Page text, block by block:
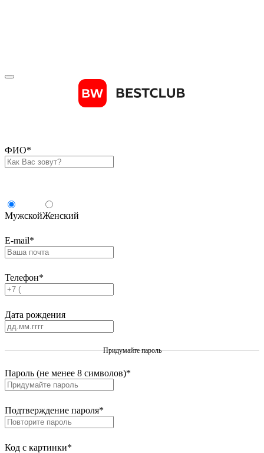
ФИО*
МужскойЖенский
E-mail*
Телефон*
Дата рождения
Придумайте пароль
Пароль (не менее 8 символов)*
Подтверждение пароля*
Код с картинки*